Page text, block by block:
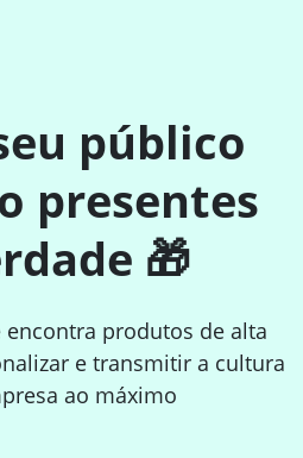
público
presentes
🎁
encontra produtos de alta
e transmitir a cultura
ao máximo